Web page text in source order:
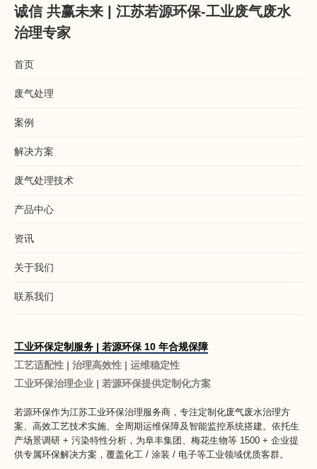
诚信 共赢未来 | 江苏若源环保-工业废气废水
治理专家
首页
废气处理
案例
解决方案
废气处理技术
产品中心
资讯
关于我们
联系我们
工业环保定制服务 | 若源环保 10 年合规保障
工艺适配性 | 治理高效性 | 运维稳定性
工业环保治理企业 | 若源环保提供定制化方案
若源环保作为江苏工业环保治理服务商 ，专注定制化废气废水治理方
案、高效工艺技术实施、全周期运维保障及智能监控系统搭建。依托生
产场景调研 + 污染特性分析，为阜丰集团、梅花生物等 1500 + 企业提
供专属环保解决方案，覆盖化工 / 涂装 / 电子等工业领域优质客群。